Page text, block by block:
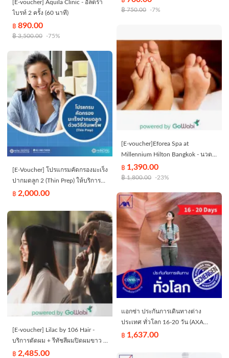
[E-voucher] Aquila Clinic - อัลตร้า
ไบรท์ 2 ครั้ง (60 นาที)
฿ 890.00
฿3,500.00 -75%
[E-Voucher] โปรแกรมคัดกรองมะเร็ง
ปากมดลูก 2 (Thin Prep) ให้บริการที่
พริ้นซ์ สุวรรณภูมิ
฿ 2,000.00
[E-voucher] Lilac by 106 Hair -
บริการตัดผม + รีทัชสีผมปิดผมขาว +
มิลบอนทรีทเม้นท์ 4 สเต็ป + โอลาเพ็ก
฿ 2,485.00
฿750.00 -7%
[E-voucher]Eforea Spa at
Millennium Hilton Bangkok - นวด
เท้า (60 นาที)
฿ 1,390.00
฿1,800.00 -23%
แอกซ่า ประกันการเดินทางต่าง
ประเทศ ทั่วโลก 16-20 วัน (AXA
Travel Insurance - Worldwide 16-20
เที่ยวในประเทศไทย/Does not
฿ 1,637.00